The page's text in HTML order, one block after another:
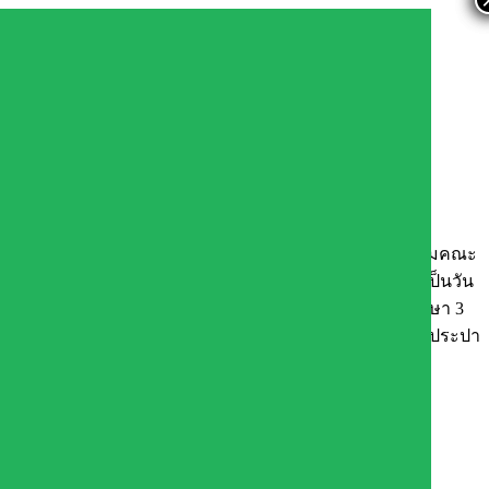
ชาติ
ตำแหน่งผู้อำนวยการโรงเรียนประชาเกษตรพัฒนา พร้อมคณะ
พ.ศ 2569 กิจกรรมวันต้นไม้ประจำปีของชาติ เนื่องจากเป็นวัน
ษณ พระบรมราชินีเนื่องในโอกาสวันเฉลิมพระชนมพรรษา 3
จนในอากาศตลอดจนลดภาวะโลกร้อน ณ บริเวณสระน้ำประปา